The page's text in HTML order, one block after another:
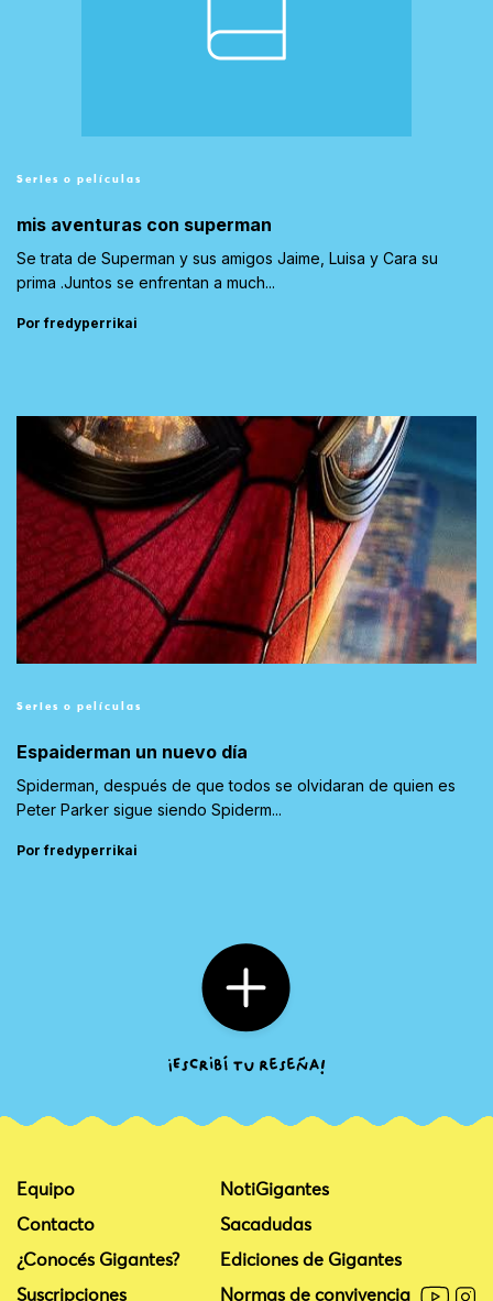
Series o películas
mis aventuras con superman
Se trata de Superman y sus amigos Jaime, Luisa y Cara su
prima .Juntos se enfrentan a much...
Por fredyperrikai
Series o películas
Espaiderman un nuevo día
Spiderman, después de que todos se olvidaran de quien es
Peter Parker sigue siendo Spiderm...
Por fredyperrikai
Equipo
Contacto
¿Conocés Gigantes?
Suscripciones
NotiGigantes
Sacadudas
Ediciones de Gigantes
Normas de convivencia